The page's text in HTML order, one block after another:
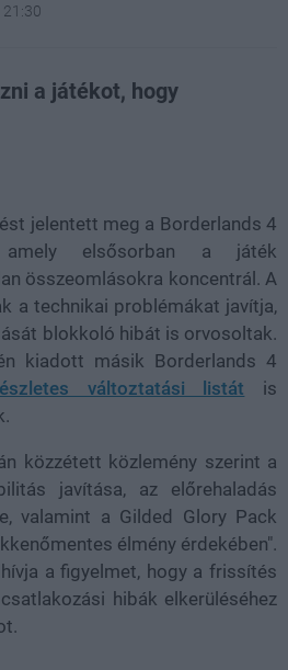
a játékot, hogy
jelentett meg a Borderlands 4
amely elsősorban a játék
összeomlásokra koncentrál. A
a technikai problémákat javítja,
blokkoló hibát is orvosoltak.
kiadott másik Borderlands 4
változtatási listát is
közzétett közlemény szerint a
javítása, az előrehaladás
valamint a Gilded Glory Pack
élmény érdekében".
a figyelmet, hogy a frissítés
hibák elkerüléséhez